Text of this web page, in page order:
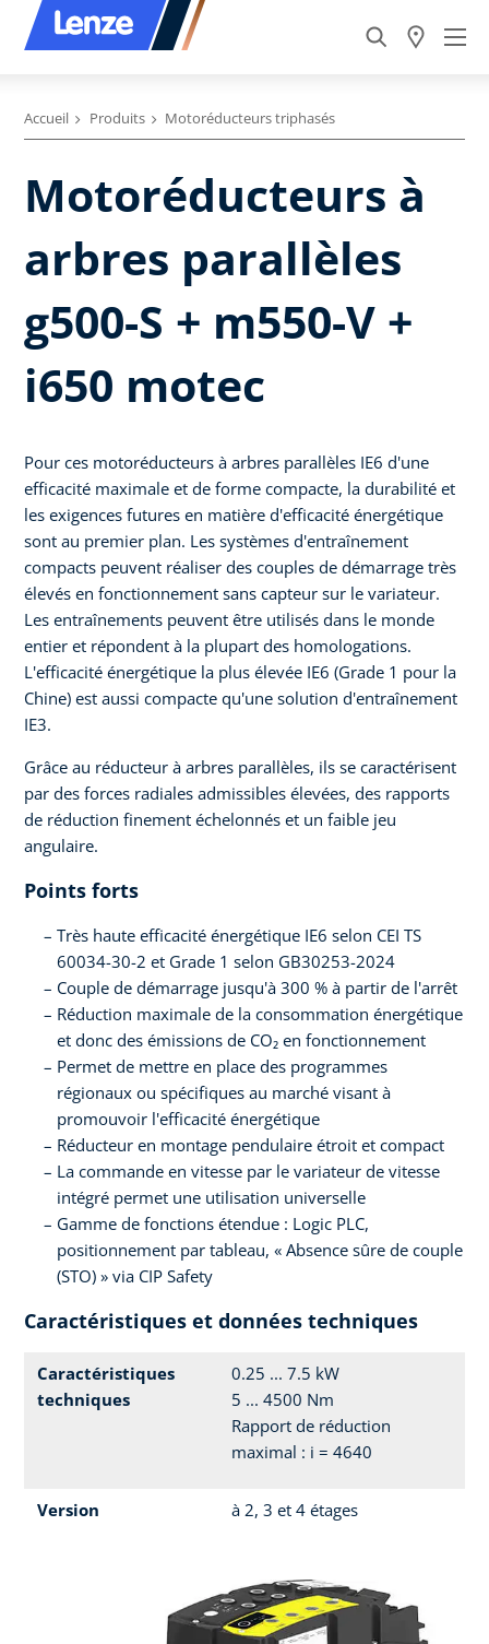
Accueil Produits Motoréducteurs triphasés
Motoréducteurs à
arbres parallèles
g500-S + m550-V +
i650 motec
Pour ces motoréducteurs à arbres parallèles IE6 d'une
efficacité maximale et de forme compacte, la durabilité et
les exigences futures en matière d'efficacité énergétique
sont au premier plan. Les systèmes d'entraînement
compacts peuvent réaliser des couples de démarrage très
élevés en fonctionnement sans capteur sur le variateur.
Les entraînements peuvent être utilisés dans le monde
entier et répondent à la plupart des homologations.
L'efficacité énergétique la plus élevée IE6 (Grade 1 pour la
Chine) est aussi compacte qu'une solution d'entraînement
IE3.
Grâce au réducteur à arbres parallèles, ils se caractérisent
par des forces radiales admissibles élevées, des rapports
de réduction finement échelonnés et un faible jeu
angulaire.
Points forts
Très haute efficacité énergétique IE6 selon CEI TS
60034-30-2 et Grade 1 selon GB30253-2024
Couple de démarrage jusqu'à 300 % à partir de l'arrêt
Réduction maximale de la consommation énergétique
et donc des émissions de CO₂ en fonctionnement
Permet de mettre en place des programmes
régionaux ou spécifiques au marché visant à
promouvoir l'efficacité énergétique
Réducteur en montage pendulaire étroit et compact
La commande en vitesse par le variateur de vitesse
intégré permet une utilisation universelle
Gamme de fonctions étendue : Logic PLC,
positionnement par tableau, « Absence sûre de couple
(STO) » via CIP Safety
Caractéristiques et données techniques
Caractéristiques
techniques
0.25 ... 7.5 kW
5 ... 4500 Nm
Rapport de réduction
maximal : i = 4640
Version à 2, 3 et 4 étages